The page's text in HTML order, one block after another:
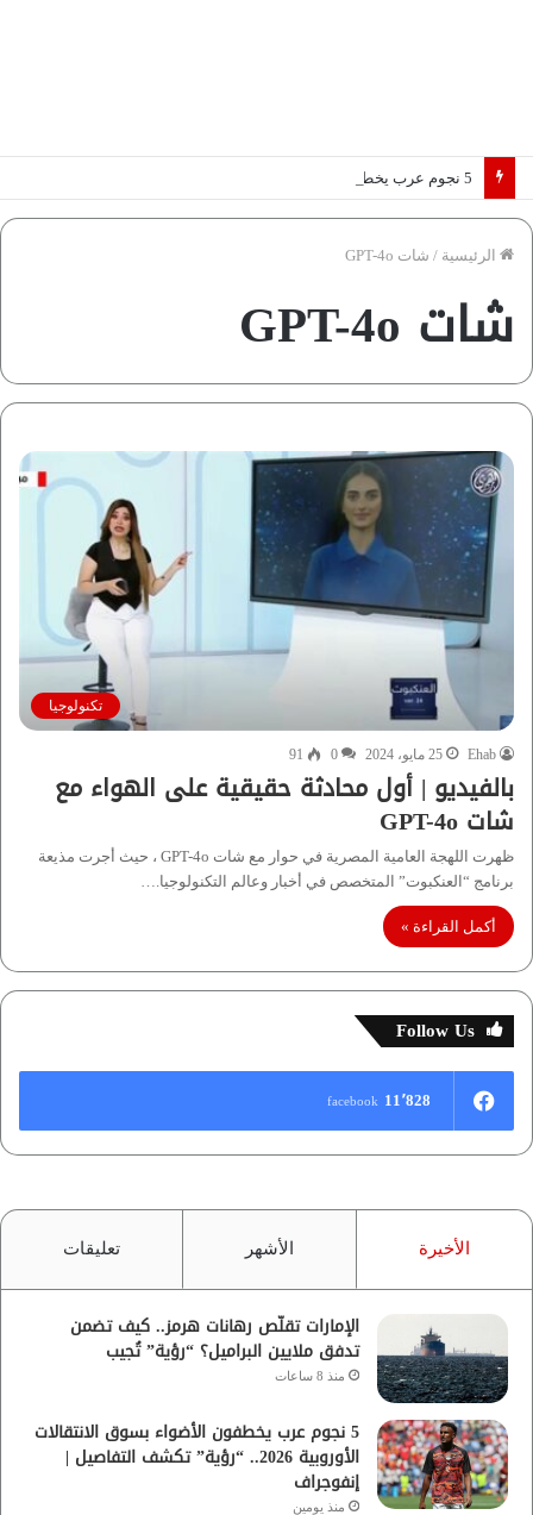
الرئيسية / شات GPT-4o
شات GPT-4o
تكنولوجيا
Ehab 25 مايو، 2024 0
91
بالفيديو | أول محادثة حقيقية على الهواء مع
شات GPT-4o
ظهرت اللهجة العامية المصرية في حوار مع شات GPT-4o ، حيث أجرت مذيعة
برنامج “العنكبوت” المتخصص في أخبار وعالم التكنولوجيا.…
أكمل القراءة »
Follow Us
11٬828 facebook
الأخيرة الأشهر تعليقات
الإمارات تقلّص رهانات هرمز.. كيف تضمن
تدفق ملايين البراميل؟ “رؤية” تُجيب
منذ 8 ساعات
5 نجوم عرب يخطفون الأضواء بسوق الانتقالات
الأوروبية 2026.. “رؤية” تكشف التفاصيل |
إنفوجراف
منذ يومين